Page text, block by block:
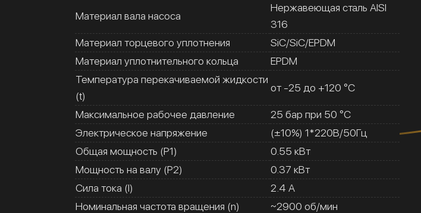
Материал вала насоса
Нержавеющая сталь AISI
316
Материал торцевого уплотнения
SiC/SiC/EPDM
Материал уплотнительного кольца
EPDM
Температура перекачиваемой жидкости
(t)
от -25 до +120 °C
Максимальное рабочее давление
25 бар при 50 °C
Электрическое напряжение
(±10%) 1*220В/50Гц
Общая мощность (Р1)
0.55 кВт
Мощность на валу (Р2)
0.37 кВт
Сила тока (I)
2.4 A
Номинальная частота вращения (n)
~2900 об/мин